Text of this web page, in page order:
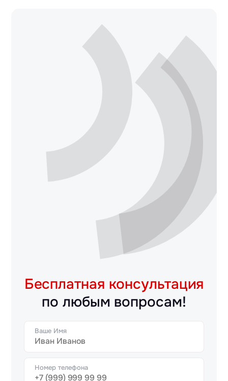
Бесплатная консультация
по любым вопросам!
Ваше Имя
Номер телефона